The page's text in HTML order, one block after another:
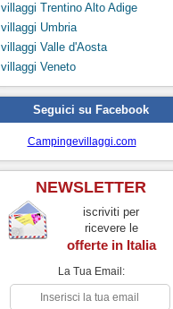
villaggi Trentino Alto Adige
villaggi Umbria
villaggi Valle d'Aosta
villaggi Veneto
Seguici su Facebook
Campingevillaggi.com
NEWSLETTER
iscriviti per
ricevere le
offerte in Italia
La Tua Email: